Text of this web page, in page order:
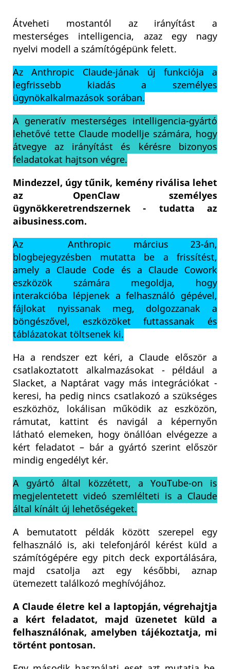
Átveheti mostantól az irányítást a
mesterséges intelligencia, azaz egy nagy
nyelvi modell a számítógépünk felett.
Az Anthropic Claude-jának új funkciója a
legfrissebb kiadás a személyes
ügynökalkalmazások sorában.
A generatív mesterséges intelligencia-gyártó
lehetővé tette Claude modellje számára, hogy
átvegye az irányítást és kérésre bizonyos
feladatokat hajtson végre.
Mindezzel, úgy tűnik, kemény riválisa lehet
az OpenClaw személyes
ügynökkeretrendszernek - tudatta az
aibusiness.com.
Az Anthropic március 23-án,
blogbejegyzésben mutatta be a frissítést,
amely a Claude Code és a Claude Cowork
eszközök számára megoldja, hogy
interakcióba lépjenek a felhasználó gépével,
fájlokat nyissanak meg, dolgozzanak a
böngészővel, eszközöket futtassanak és
táblázatokat töltsenek ki.
Ha a rendszer ezt kéri, a Claude először a
csatlakoztatott alkalmazásokat - például a
Slacket, a Naptárat vagy más integrációkat -
keresi, ha pedig nincs csatlakozó a szükséges
eszközhöz, lokálisan működik az eszközön,
rámutat, kattint és navigál a képernyőn
látható elemeken, hogy önállóan elvégezze a
kért feladatot – bár a gyártó szerint először
mindig engedélyt kér.
A gyártó által közzétett, a YouTube-on is
megjelentetett videó szemlélteti is a Claude
által kínált új lehetőségeket.
A bemutatott példák között szerepel egy
felhasználó is, aki telefonjáról kérést küld a
számítógépére egy pitch deck exportálására,
majd csatolja azt egy későbbi, aznap
ütemezett találkozó meghívójához.
A Claude életre kel a laptopján, végrehajtja
a kért feladatot, majd üzenetet küld a
felhasználónak, amelyben tájékoztatja, mi
történt pontosan.